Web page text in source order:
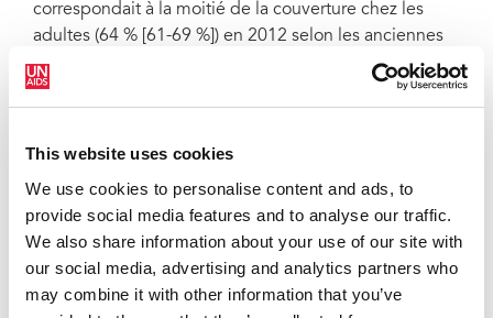
This website uses cookies
We use cookies to personalise content and ads, to
provide social media features and to analyse our traffic.
We also share information about your use of our site with
our social media, advertising and analytics partners who
may combine it with other information that you’ve
correspondait à la moitié de la couverture chez les
adultes (64 % [61-69 %]) en 2012 selon les anciennes
directives.
« Nous avons été témoins d’un engagement politique
transmission mère-enfant du VIH, mais nous
négligeons les enfants qui contractent une infection »,
a ajouté M. Sidibé. « Nous avons besoin de toute
urgence de meilleurs outils diagnostiques et de
médicaments adaptés aux enfants, indépendamment
de la taille du marché ».